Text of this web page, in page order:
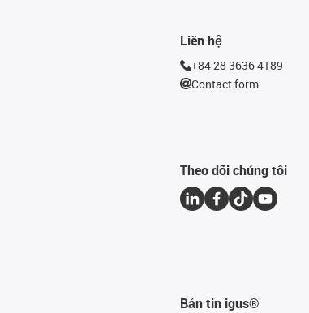
Liên hệ
+84 28 3636 4189
Contact form
Theo dõi chúng tôi
Bản tin igus®